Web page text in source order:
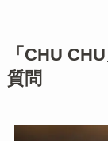
「CHU
質問